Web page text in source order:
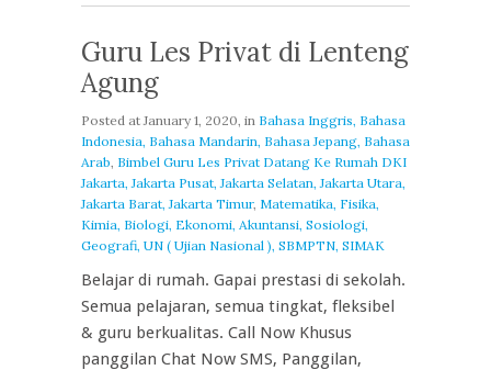
Guru Les Privat di Lenteng
Agung
Posted atJanuary 1, 2020, in Bahasa Inggris, Bahasa
Indonesia, Bahasa Mandarin, Bahasa Jepang, Bahasa
Arab, Bimbel Guru Les Privat Datang Ke Rumah DKI
Jakarta, Jakarta Pusat, Jakarta Selatan, Jakarta Utara,
Jakarta Barat, Jakarta Timur, Matematika, Fisika,
Kimia, Biologi, Ekonomi, Akuntansi, Sosiologi,
Geografi, UN ( Ujian Nasional ), SBMPTN, SIMAK
Belajar di rumah. Gapai prestasi di sekolah.
Semua pelajaran, semua tingkat, fleksibel
& guru berkualitas. Call Now Khusus
panggilan Chat Now SMS, Panggilan,